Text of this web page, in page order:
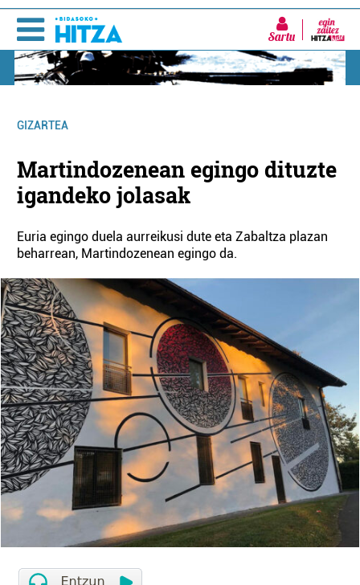
Sartu
GIZARTEA
Martindozenean egingo dituzte
igandeko jolasak
Euria egingo duela aurreikusi dute eta Zabaltza plazan
beharrean, Martindozenean egingo da.